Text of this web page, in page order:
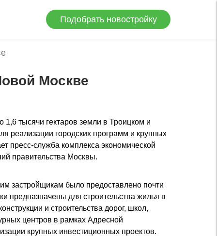
Подобрать новостройку
Москве
тысячи гектаров земли в Троицком и
реализации городских программ и крупных
пресс-служба комплекса экономической
правительства Москвы.
potlac na tricka
kuffert tilbud
dámske kozačky
buckeyeboerboels.com
ľahko oteplené dámske kozačky
застройщикам было предоставлено почти
предназначены для строительства жилья в
и строительства дорог, школ,
центров в рамках Адресной
крупных инвестиционных проектов.